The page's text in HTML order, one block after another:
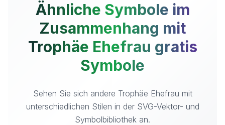
Ähnliche Symbole im
Zusammenhang mit
Trophäe Ehefrau gratis
Symbole
Sehen Sie sich andere Trophäe Ehefrau mit
unterschiedlichen Stilen in der SVG-Vektor- und
Symbolbibliothek an.